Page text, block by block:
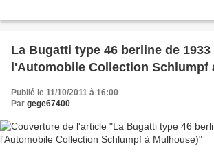
La Bugatti type 46 berline de 1933
l'Automobile Collection Schlumpf
Publié le 11/10/2011 à 16:00
Par gege67400